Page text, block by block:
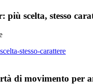
scelta, stesso
di movimento per